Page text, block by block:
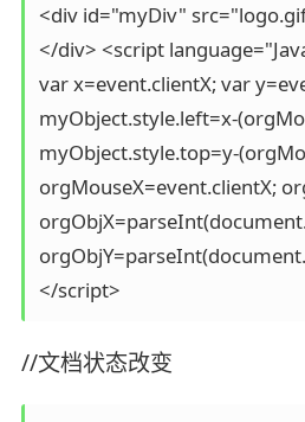
<div id="myDiv"
</div> <script
var x=event.clientX; var
myObject.style.left=x-
myObject.style.top=y-
orgMouseX=event.clientX;
//文档状态改变